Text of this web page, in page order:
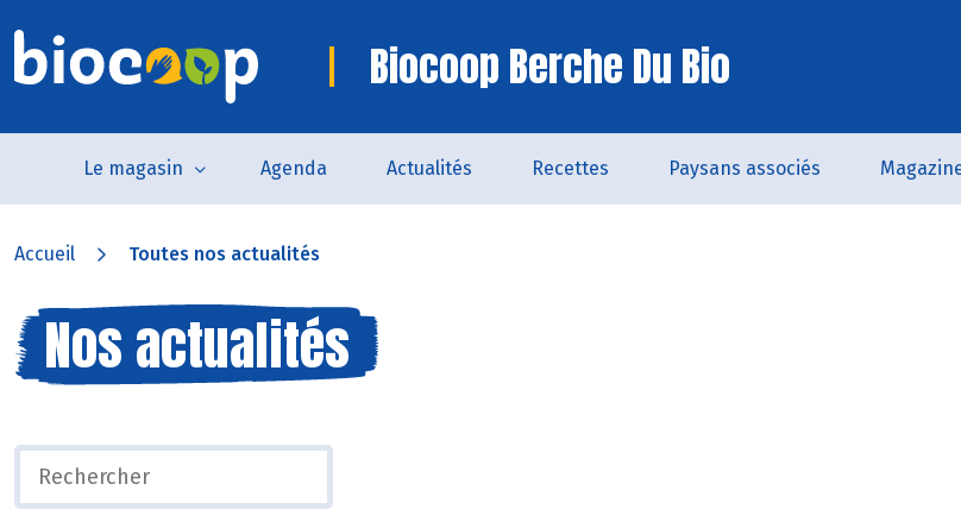
Biocoop Berche Du Bio
Le magasin Agenda Actualités Recettes Paysans associés
Accueil Toutes nos actualités
Nos actualités